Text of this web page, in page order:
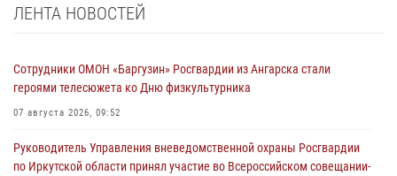
ЛЕНТА НОВОСТЕЙ
Сотрудники ОМОН «Баргузин» Росгвардии из Ангарска стали
героями телесюжета ко Дню физкультурника
07 августа 2026, 09:52
Руководитель Управления вневедомственной охраны Росгвардии
по Иркутской области принял участие во Всероссийском совещании-